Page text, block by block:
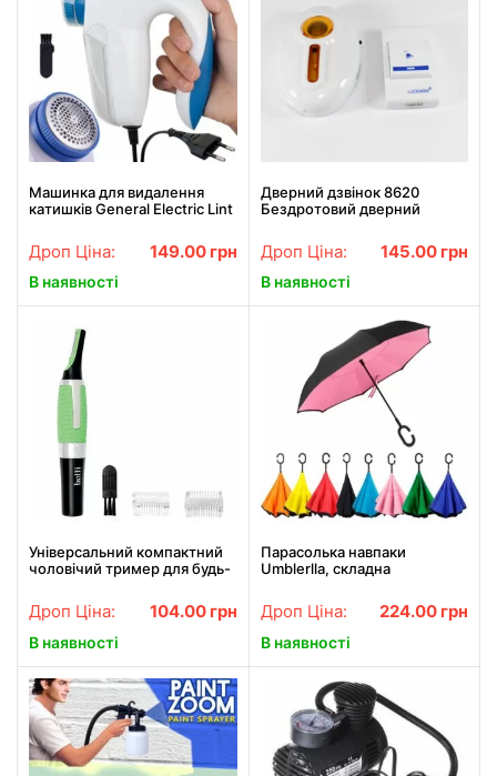
Машинка для видалення
катишків General Electric Lint
ціна!
Дроп Ціна: 149.00 грн
В наявності
Дверний дзвінок 8620
Бездротовий дверний
Найкраща ціна!
Дроп Ціна: 145.00 грн
В наявності
Універсальний компактний
чоловічий тример для будь-
Найкраща ціна!
Дроп Ціна: 104.00 грн
В наявності
Парасолька навпаки
Umblerlla, складна
Дроп Ціна: 224.00 грн
В наявності